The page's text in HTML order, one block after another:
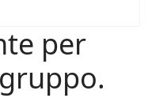
per